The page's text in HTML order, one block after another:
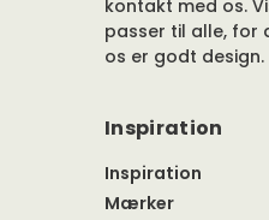
kontakt med os.
passer til alle, for
os er godt design.
Inspiration
Inspiration
Mærker